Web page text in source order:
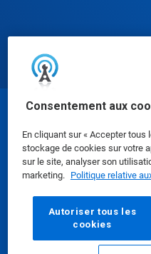
Consentement aux
En cliquant sur « Accepter
stockage de cookies sur votre
sur le site, analyser son
marketing. Politique relative
Autoriser tous les
cookies
Fiches de données
confidentialité|